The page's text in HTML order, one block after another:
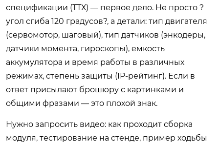
спецификации (ТТХ) — первое дело. Не просто ?
угол сгиба 120 градусов?, а детали: тип двигателя
(сервомотор, шаговый), тип датчиков (энкодеры,
датчики момента, гироскопы), емкость
аккумулятора и время работы в различных
режимах, степень защиты (IP-рейтинг). Если в
ответ присылают брошюру с картинками и
общими фразами — это плохой знак.
Нужно запросить видео: как проходит сборка
модуля, тестирование на стенде, пример ходьбы